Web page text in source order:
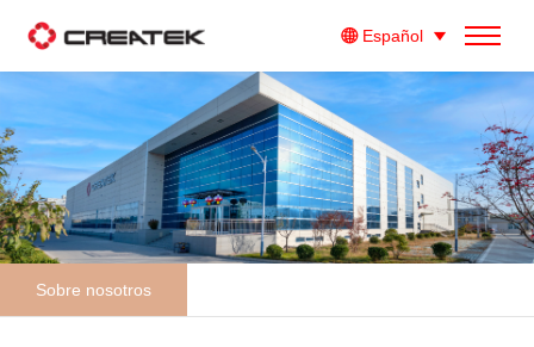
Español
Sobre nosotros